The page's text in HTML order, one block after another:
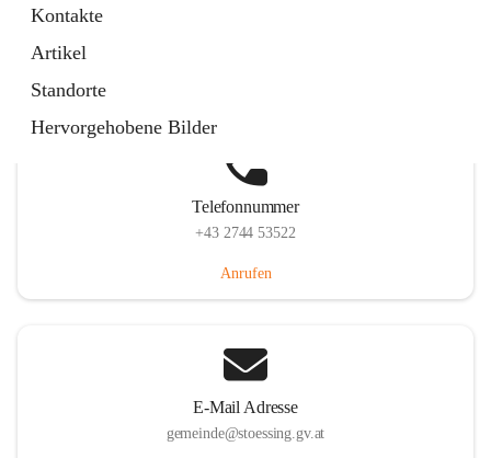
Kontakte
Artikel
Standorte
Hervorgehobene Bilder
Telefonnummer
+43 2744 53522
Anrufen
E-Mail Adresse
gemeinde@stoessing.gv.at